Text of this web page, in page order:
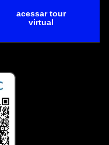
acessar tour
virtual